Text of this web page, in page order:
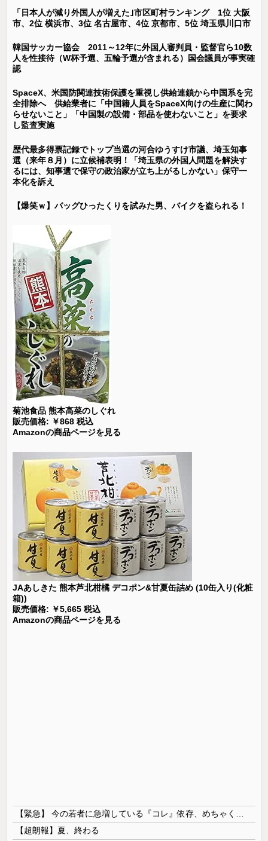
「日本人が減り外国人が増えた｣市区町村ランキング 1位 大阪
市、2位 横浜市、3位 名古屋市、4位 京都市、5位 埼玉県川口市
韓国サッカー協会 2011～12年に外国人審判員・監督官ら10数
人を性接待（W杯予選、五輪予選が含まれる）国会議員が事実確
認
SpaceX、米国防関連技術保護を重視し供給連鎖から中国系を完
全排除へ 供給業者に「中国籍人員をSpaceX向けの生産に関わ
らせないこと」「中国製の設備・部品を使わないこと」を要求
し監査実施
歴代最多得票記録でトップ当選の河合ゆうすけ市議、埼玉知事
選（来年８月）に立候補表明！「埼玉県の外国人問題を解決す
るには、知事選で保守の政治家が立ち上がるしかない」保守一
本化を訴え
【爆笑ｗ】バッグひったくりを試みた男、バイクを盗られる！
菊池食品 熊本高菜のしぐれ
販売価格: ￥868 税込
Amazonの商品ページを見る
JAあしきた 熊本芦北柑橘 デコポン&甘夏缶詰め (10缶入り(化粧
箱))
販売価格: ￥5,665 税込
Amazonの商品ページを見る
【超朗報】夏、終わる